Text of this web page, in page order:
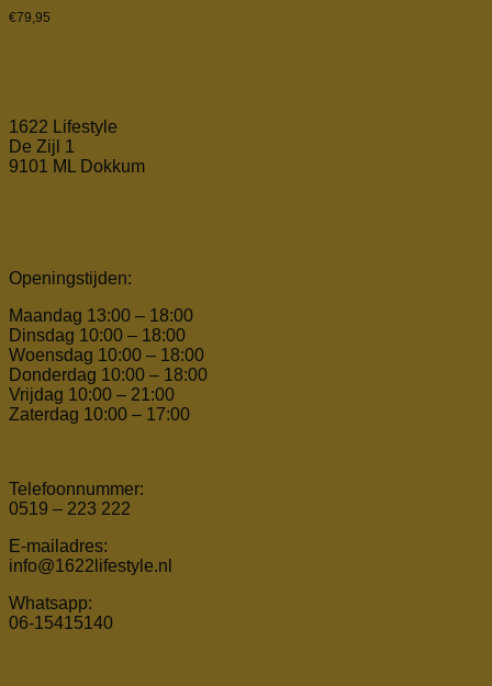
€79,95
1622 Lifestyle
De Zijl 1
9101 ML Dokkum
Openingstijden:
Maandag 13:00 – 18:00
Dinsdag 10:00 – 18:00
Woensdag 10:00 – 18:00
Donderdag 10:00 – 18:00
Vrijdag 10:00 – 21:00
Zaterdag 10:00 – 17:00
Telefoonnummer:
0519 – 223 222
E-mailadres:
info@1622lifestyle.nl
Whatsapp:
06-15415140